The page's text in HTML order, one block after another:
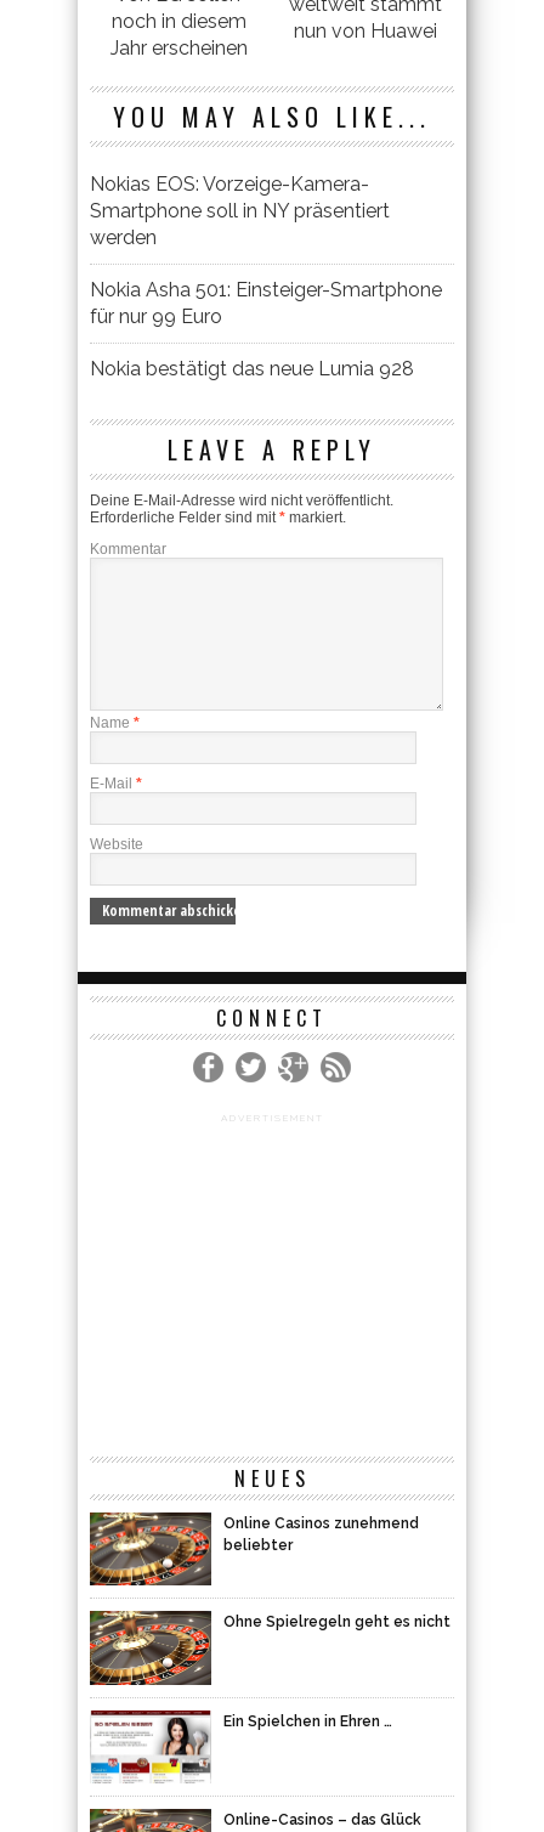
noch in diesem
Jahr erscheinen
nun von Huawei
YOU MAY ALSO LIKE...
Nokias EOS: Vorzeige-Kamera-
Smartphone soll in NY präsentiert
werden
Nokia Asha 501: Einsteiger-Smartphone
für nur 99 Euro
Nokia bestätigt das neue Lumia 928
LEAVE A REPLY
Deine E-Mail-Adresse wird nicht veröffentlicht.
Erforderliche Felder sind mit * markiert.
Kommentar
Name *
E-Mail *
Website
CONNECT
ADVERTISEMENT
NEUES
Online Casinos zunehmend
beliebter
Ohne Spielregeln geht es nicht
Ein Spielchen in Ehren …
Online-Casinos – das Glück